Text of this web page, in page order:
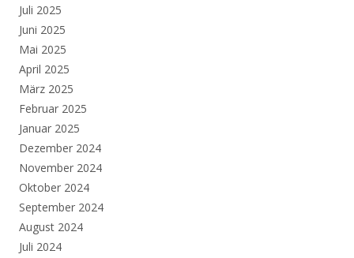
Juli 2025
Juni 2025
Mai 2025
April 2025
März 2025
Februar 2025
Januar 2025
Dezember 2024
November 2024
Oktober 2024
September 2024
August 2024
Juli 2024